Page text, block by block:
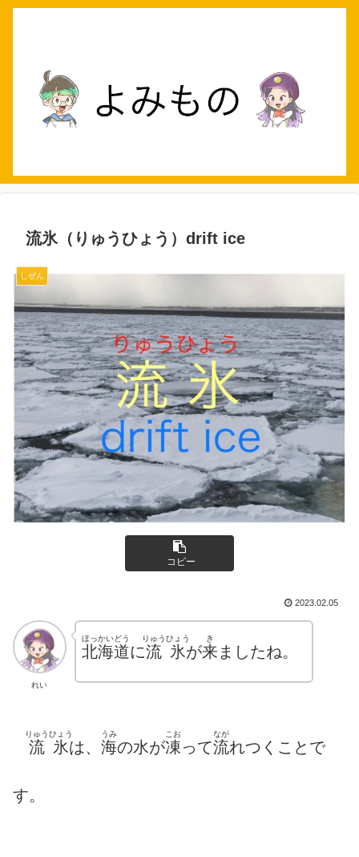
流氷（りゅうひょう）drift ice
しぜん
コピー
2023.02.05
れい
北海道
ほっかいどう
に流氷
りゅうひょう
が来
き
ましたね。
流氷
りゅうひょう
は、 海
うみ
の水が凍
こお
って流
なが
れつくことで
す。